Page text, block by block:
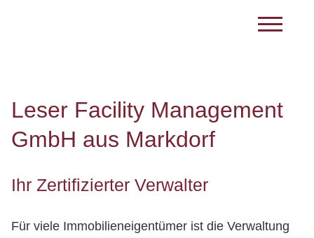
Leser Facility Management
GmbH aus Markdorf
Ihr Zertifizierter Verwalter
Für viele Immobilieneigentümer ist die Verwaltung